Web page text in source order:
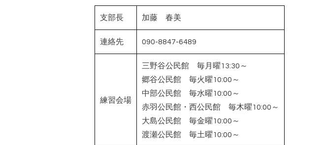
支部長 加藤 春美
連絡先 090-8847-6489
練習会場
三野谷公民館 毎月曜13:30～
郷谷公民館 毎火曜10:00～
中部公民館 毎水曜10:00～
赤羽公民館・西公民館 毎木曜10:00～
大島公民館 毎金曜10:00～
渡瀬公民館 毎土曜10:00～